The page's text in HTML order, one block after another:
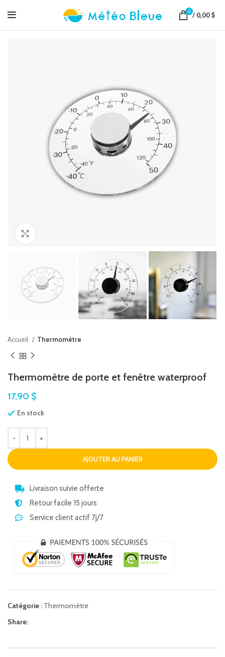
0 / 0,00$
Accueil Thermomètre
Thermomètre de porte et fenêtre waterproof
17,90 $
En stock
AJOUTER AU PANIER
Livraison suivie offerte
Retour facile 15 jours
Service client actif 7j/7
Catégorie : Thermomètre
Share: